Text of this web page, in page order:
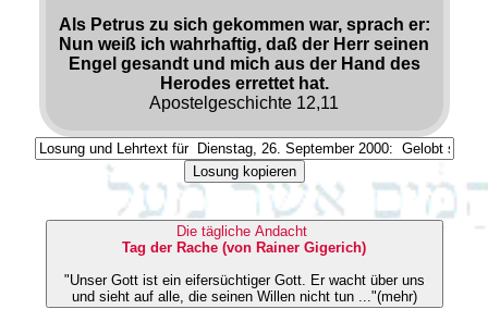
Als Petrus zu sich gekommen war, sprach er:
Nun weiß ich wahrhaftig, daß der Herr seinen
Engel gesandt und mich aus der Hand des
Herodes errettet hat.
Apostelgeschichte 12,11
Losung kopieren
Die tägliche Andacht
Tag der Rache (von Rainer Gigerich)
"Unser Gott ist ein eifersüchtiger Gott. Er wacht über uns
und sieht auf alle, die seinen Willen nicht tun ..."(mehr)